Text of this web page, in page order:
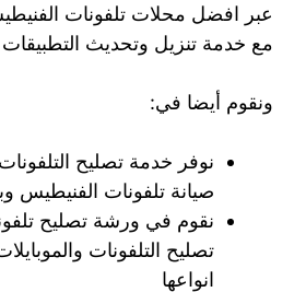
عبر افضل محلات تلفونات
مع خدمة تنزيل وتحديث التطبيقات
ونقوم أيضا في:
نوفر خدمة تصليح
صيانة تلفونات
نقوم في ورشة تصليح
تصليح التلفونات
انواعها